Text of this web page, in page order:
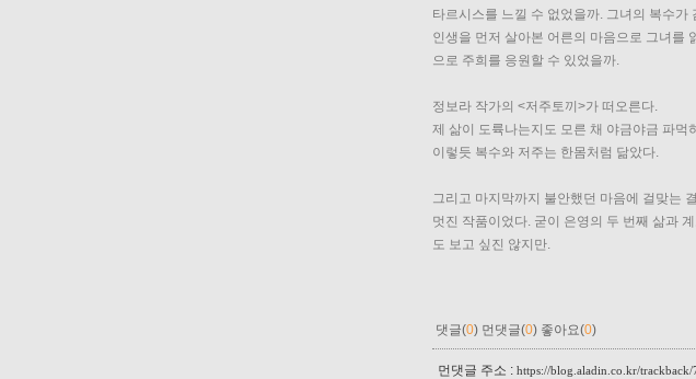
타르시스를 느낄 수 없었을까. 그녀의 복수
인생을 먼저 살아본 어른의 마음으로 그녀를
으로 주희를 응원할 수 있었을까.
정보라 작가의 <저주토끼>가 떠오른다.
제 삶이 도륙나는지도 모른 채 야금야금 파먹
이렇듯 복수와 저주는 한몸처럼 닮았다.
그리고 마지막까지 불안했던 마음에 걸맞는
멋진 작품이었다. 굳이 은영의 두 번째 삶과
도 보고 싶진 않지만.
댓글(0) 먼댓글(0) 좋아요(0)
먼댓글 주소 : https://blog.aladin.co.kr/